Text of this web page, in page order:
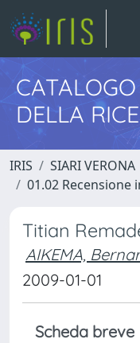
DELLA
IRIS SIARI VERONA
01.02 Recensione
Titian
AIKEMA,
2009-01-01
Scheda breve